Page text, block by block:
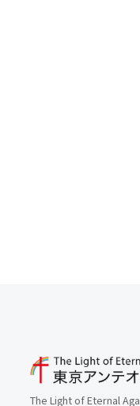
The Light of Eternal